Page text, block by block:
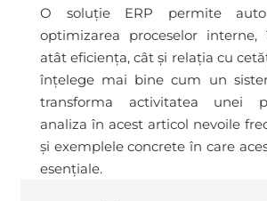
O soluție ERP permite
optimizarea proceselor interne,
atât eficiența, cât și relația cu
înțelege mai bine cum un
transforma activitatea unei
analiza în acest articol nevoile
și exemplele concrete în care
esențiale.